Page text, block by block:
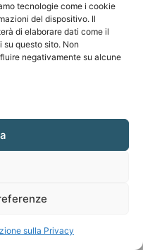
tecnologie come i cookie
del dispositivo. Il
di elaborare dati come il
questo sito. Non
negativamente su alcune
sulla Privacy